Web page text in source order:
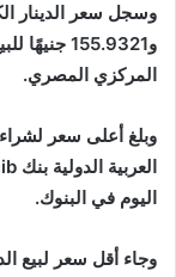
و155.9321
المركزي المصري.
وبلغ أعلى سعر
اليوم في البنوك.
وجاء أقل سعر لبيع